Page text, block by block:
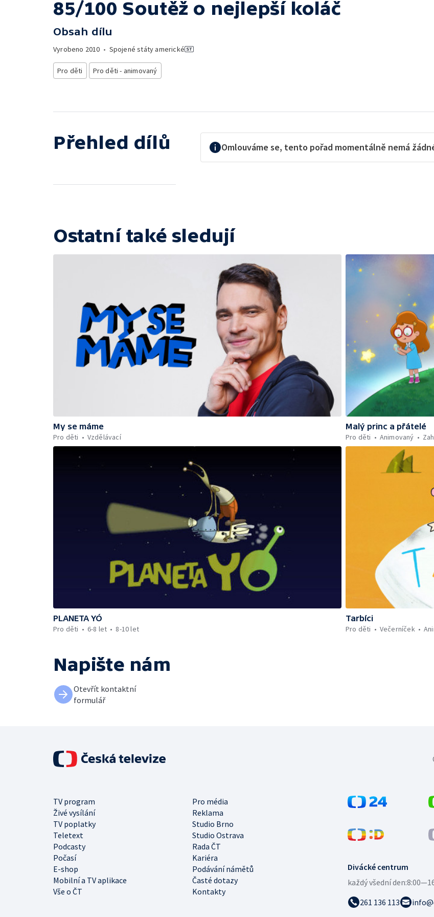
85/100 Soutěž o nejlepší koláč
Obsah dílu
Vyrobeno 2010 • Spojené státy americké
Pro děti Pro děti - animovaný
Přehled dílů Omlouváme se, tento pořad momentálně nemá
Ostatní také sledují
My se máme
Pro děti
Vzdělávací
Malý princ a přátelé
Pro děti
Animovaný
PLANETA YÓ
Pro děti
6-8 let 8-10 let
Tarbíci
Pro děti
Večerníček
Napište nám
Otevřít kontaktní
formulář
Divácké centrum
každý všední den:
261 136 113
TV program
Pro média
Živé vysílání
Reklama
TV poplatky
Studio Brno
Teletext
Studio Ostrava
Podcasty
Rada ČT
Počasí
Kariéra
E-shop
Podávání námětů
Mobilní a TV aplikace
Časté dotazy
Vše o ČT
Kontakty